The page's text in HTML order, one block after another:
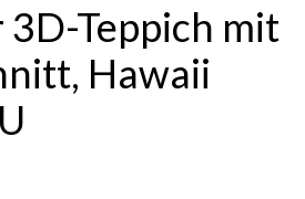
Teppich mit
Hawaii